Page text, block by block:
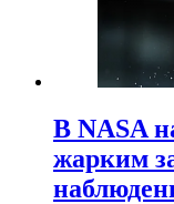
В NASA
жарким